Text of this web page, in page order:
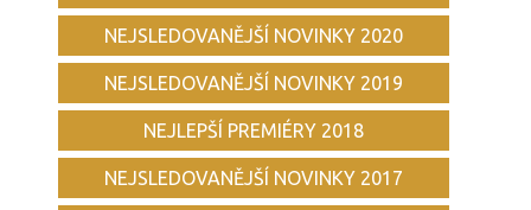
NEJSLEDOVANĚJŠÍ NOVINKY 2020
NEJSLEDOVANĚJŠÍ NOVINKY 2019
NEJLEPŠÍ PREMIÉRY 2018
NEJSLEDOVANĚJŠÍ NOVINKY 2017